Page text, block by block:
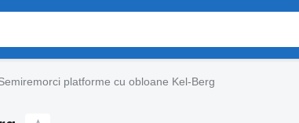
platforme cu obloane Kel-Berg